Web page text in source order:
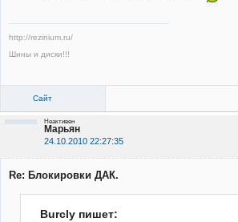
http://rezinium.ru/
Шины и диски!!!
Сайт
Марьян
24.10.2010 22:27:35
Неактивен
Re: Блокировки ДАК.
Burcly пишет: